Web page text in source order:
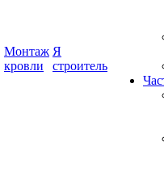
Монтаж
кровли
Я
строитель